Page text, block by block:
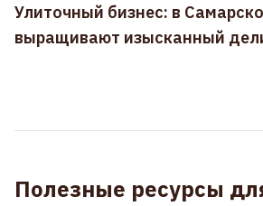
Улиточный бизнес: в
выращивают изысканный
Полезные ресурсы